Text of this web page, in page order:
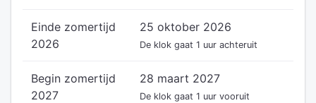
Einde zomertijd
2026
25 oktober 2026
De klok gaat 1 uur achteruit
Begin zomertijd
2027
28 maart 2027
De klok gaat 1 uur vooruit